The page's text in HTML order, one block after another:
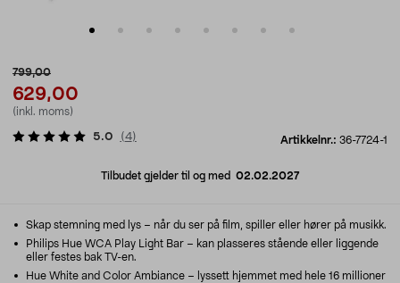
799,00
629,00
(inkl. moms)
Artikkelnr.: 36-7724-1
5.0 (4)
Tilbudet gjelder til og med 02.02.2027
Skap stemning med lys – når du ser på film, spiller eller hører på musikk.
Philips Hue WCA Play Light Bar – kan plasseres stående eller liggende
eller festes bak TV-en.
Hue White and Color Ambiance – lyssett hjemmet med hele 16 millioner